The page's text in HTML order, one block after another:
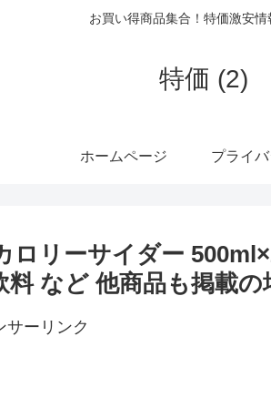
お買い得商品集合！特価激安情
特価 (2)
ホームページ プライ
ロリーサイダー
など 他商品も掲載の
サーリンク